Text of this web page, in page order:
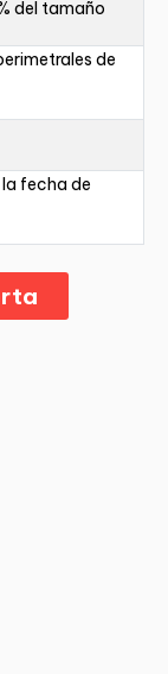
del tamaño
de
fecha de